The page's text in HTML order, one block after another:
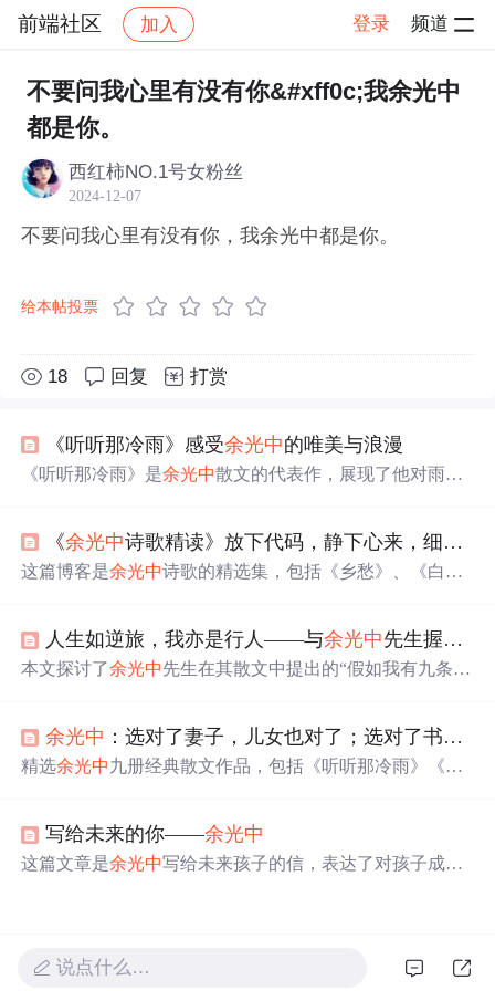
前端社区 加入 登录 频道
社区 前端社区 感慨 帖子详情
不要问我心里有没有你&#xff0c;我余光中
都是你。
西红柿NO.1号女粉丝
2024-12-07
不要问我心里有没有你，我余光中都是你。
给本帖投票
18 回复 打赏
《听听那冷雨》感受余光中的唯美与浪漫
《听听那冷雨》是余光中散文的代表作，展现了他对雨的
文学造诣和广阔兴趣。从‘万里长城’的古朴沧桑到‘南半球
的冬天’的遥远想象，再到‘听听那冷雨’的诗意氛围，每一
等，展示了余光中 对生活和文化的独特洞察。
《余光中诗歌精读》放下代码，静下心来，细细品读
这篇博客是余光中诗歌的精选集，包括《乡愁》、《白
界。透过文字，读者可以感受到余光中对生活、历史和文
化的深刻洞察。
人生如逆旅，我亦是行人——与余光中先生握一次手（一）
本文探讨了余光中先生在其散文中提出的“假如我有九条
章通过余光中的个人经历，反映了他对于生活、家庭、文
学创作及个人成长的深刻理解。
余光中 ：选对了妻子，儿女也对了；选对了书，人生也对了丨好书优选
精选余光中九册经典散文作品，包括《听听那冷雨》《逍
独特见解。
写给未来的你——余光中
这篇文章是余光中写给未来孩子的信，表达了对孩子成为
说点什么…